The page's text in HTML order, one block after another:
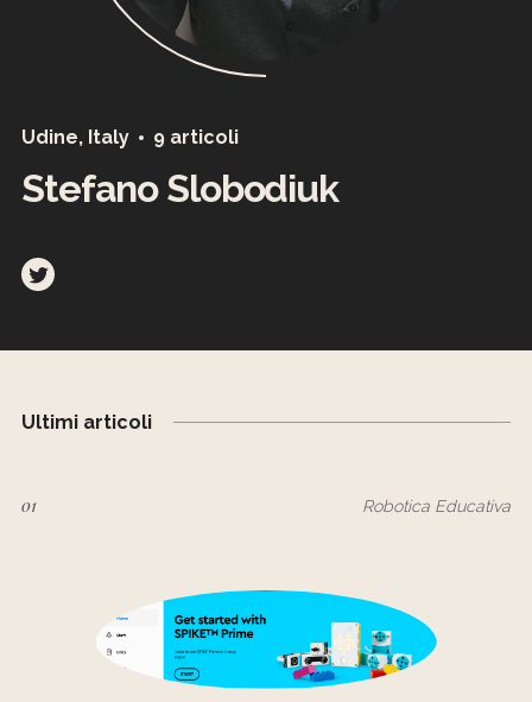
Udine, Italy 9 articoli
Stefano Slobodiuk
Ultimi articoli
01 Robotica Educativa